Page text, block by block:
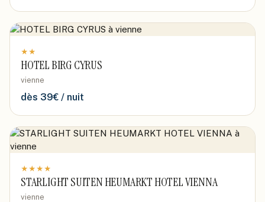
★ ★
HOTEL BIRG CYRUS
vienne
dès 39€ / nuit
★ ★ ★ ★
STARLIGHT SUITEN HEUMARKT HOTEL VIENNA
vienne